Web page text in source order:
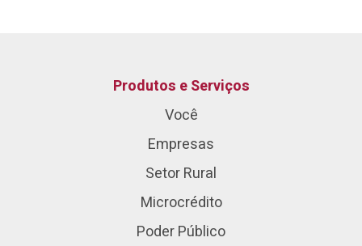
Produtos e Serviços
Você
Empresas
Setor Rural
Microcrédito
Poder Público